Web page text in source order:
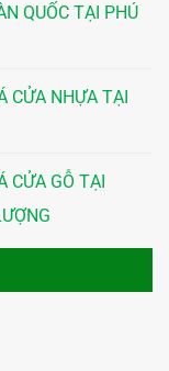
QUỐC TẠI PHÚ
CỬA NHỰA TẠI
CỬA GỖ TẠI